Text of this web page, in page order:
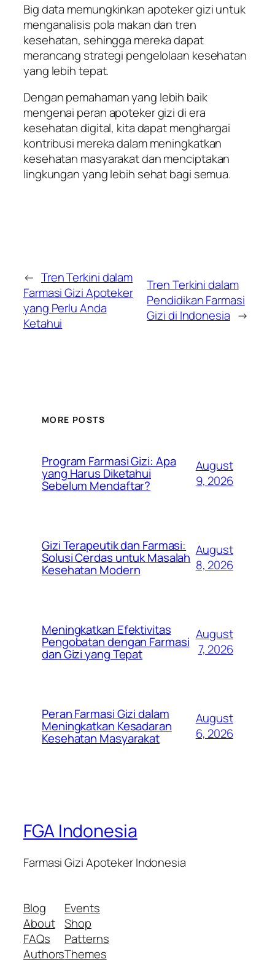
Big data memungkinkan apoteker gizi untuk
menganalisis pola makan dan tren
kesehatan, sehingga mereka dapat
merancang strategi pengelolaan kesehatan
yang lebih tepat.
Dengan pemahaman yang lebih baik
mengenai peran apoteker gizi di era
kesehatan digital, kita dapat menghargai
kontribusi mereka dalam meningkatkan
kesehatan masyarakat dan menciptakan
lingkungan yang lebih sehat bagi semua.
← Tren Terkini dalam
Farmasi Gizi Apoteker
yang Perlu Anda
Ketahui
Tren Terkini dalam
Pendidikan Farmasi
Gizi di Indonesia →
MORE POSTS
Program Farmasi Gizi: Apa
yang Harus Diketahui
Sebelum Mendaftar?
August
9, 2026
Gizi Terapeutik dan Farmasi:
Solusi Cerdas untuk Masalah
Kesehatan Modern
August
8, 2026
Meningkatkan Efektivitas
Pengobatan dengan Farmasi
dan Gizi yang Tepat
August
7, 2026
Peran Farmasi Gizi dalam
Meningkatkan Kesadaran
Kesehatan Masyarakat
August
6, 2026
FGA Indonesia
Farmasi Gizi Apoteker Indonesia
Blog
About
FAQs
Authors
Events
Shop
Patterns
Themes